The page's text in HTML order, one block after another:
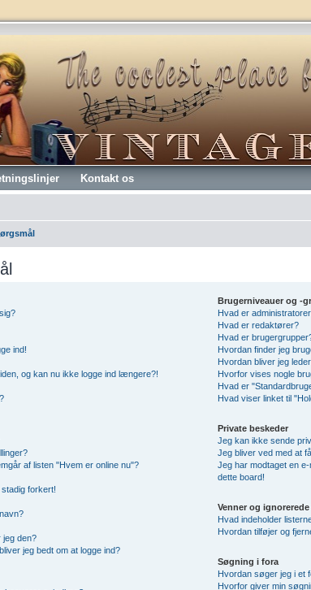
Kontakt os
ind!
og kan nu ikke logge ind længere?!
af listen "Hvem er online nu"?
forkert!
jeg den?
jeg bedt om at logge ind?
Brugerniveauer og -
Hvad er
Hvad er redaktører?
Hvad er
Hvordan finder jeg
Hvordan bliver jeg
Hvorfor vises nogle
Hvad er
Hvad viser linket til
Private beskeder
Jeg kan ikke sende
Jeg bliver ved med at
Jeg har modtaget en
dette board!
Venner og
Hvad indeholder
Hvordan tilføjer og
Søgning i fora
Hvordan søger jeg i et
Hvorfor giver min